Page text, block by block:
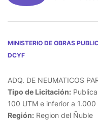
MINISTERIO DE OBRAS
DCYF
ADQ. DE NEUMATICOS
Tipo de Licitación:
100 UTM e inferior a 1.000
Región: Region del Ñuble